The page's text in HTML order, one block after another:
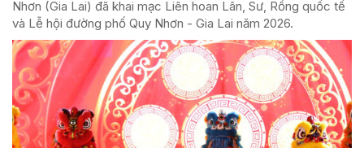
Nhơn (Gia Lai) đã khai mạc Liên hoan Lân, Sư, Rồng quốc tế
và Lễ hội đường phố Quy Nhơn - Gia Lai năm 2026.